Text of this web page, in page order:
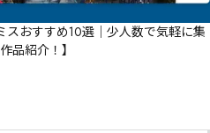
スおすすめ10選｜少人数で気軽に集
品紹介！】